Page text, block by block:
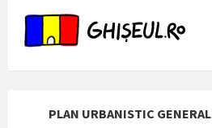
PLAN URBANISTIC GENERAL